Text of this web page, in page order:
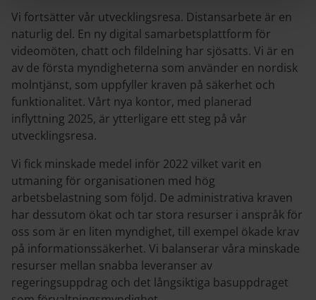
Vi fortsätter vår utvecklingsresa. Distansarbete är en
naturlig del. En ny digital samarbetsplattform för
videomöten, chatt och fildelning har sjösatts. Vi är en
av de första myndigheterna som använder en nordisk
molntjänst, som uppfyller kraven på säkerhet och
funktionalitet. Vårt nya kontor, med planerad
inflyttning 2025, är ytterligare ett steg på vår
utvecklingsresa.
Vi fick minskade medel inför 2022 vilket varit en
utmaning för organisationen med hög
arbetsbelastning som följd. De administrativa kraven
har dessutom ökat och tar stora resurser i anspråk för
oss som är en liten myndighet, till exempel ökade krav
på informationssäkerhet. Vi balanserar våra minskade
resurser mellan snabba leveranser av
regeringsuppdrag och det långsiktiga basuppdraget